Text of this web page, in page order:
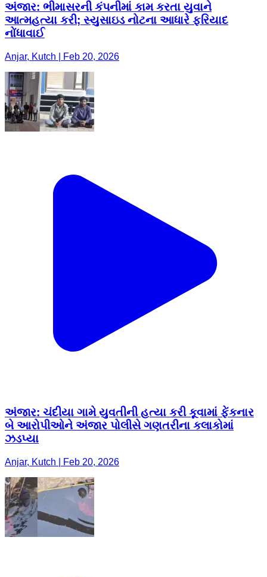
અંજાર: ભીમાસરની કંપનીમાં કામ કરતા યુવાને
આત્મહત્યા કરી; સ્યુસાઇડ નોટના આધારે ફરિયાદ
નોંધાવાઈ
Anjar, Kutch | Feb 20, 2026
અંજાર: ચંદીયા ગામે યુવતીની હત્યા કરી કૂવામાં ફેંકનાર
બે આરોપીઓને અંજાર પોલીસે ગણતરીના કલાકોમાં
ઝડપ્યા
Anjar, Kutch | Feb 20, 2026